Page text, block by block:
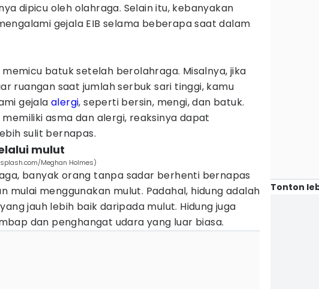
dipicu oleh olahraga. Selain itu, kebanyakan
gejala EIB selama beberapa saat dalam
batuk setelah berolahraga. Misalnya, jika
ruangan saat jumlah serbuk sari tinggi, kamu
gejala alergi, seperti bersin, mengi, dan batuk.
asma dan alergi, reaksinya dapat
sulit bernapas.
mulut
Meghan Holmes)
banyak orang tanpa sadar berhenti bernapas
mulai menggunakan mulut. Padahal, hidung adalah
jauh lebih baik daripada mulut. Hidung juga
dan penghangat udara yang luar biasa.
Tonton